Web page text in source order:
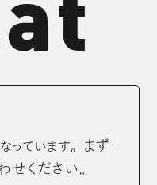
っています。
まず
せください。